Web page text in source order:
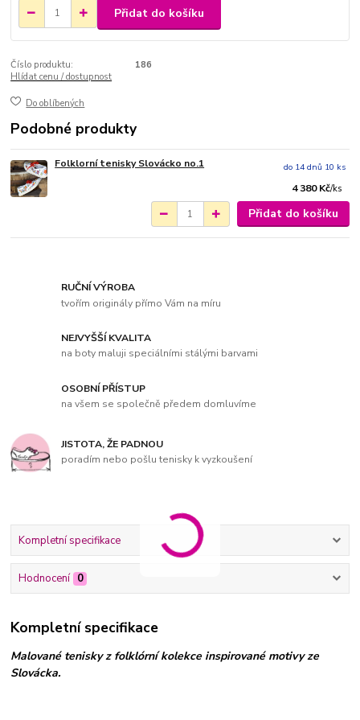
Přidat do košíku
Číslo produktu:
186
Hlídat cenu / dostupnost
Do oblíbených
Podobné produkty
Folklorní tenisky Slovácko no.1
4 380 Kč/ks
do 14 dnů 10 ks
Přidat do košíku
RUČNÍ VÝROBA
tvořím originály přímo Vám na míru
NEJVYŠŠÍ KVALITA
na boty maluji speciálními stálými barvami
OSOBNÍ PŘÍSTUP
na všem se společně předem domluvíme
JISTOTA, ŽE PADNOU
poradím nebo pošlu tenisky k vyzkoušení
Kompletní specifikace
Hodnocení 0
Kompletní specifikace
Malované tenisky z folklórní kolekce inspirované motivy ze
Slovácka.